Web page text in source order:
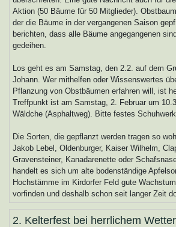
Aktion (50 Bäume für 50 Mitglieder).
der die Bäume in der vergangenen Saison
berichten, dass alle Bäume angegangenen
gedeihen.
Los geht es am Samstag, den 2.2. auf dem
Johann. Wer mithelfen oder Wissenswertes
Pflanzung von Obstbäumen erfahren will, ist
Treffpunkt ist am Samstag, 2. Februar um
Wäldche (Asphaltweg). Bitte festes
Die Sorten, die gepflanzt werden tragen so
Jakob Lebel, Oldenburger, Kaiser Wilhelm,
Gravensteiner, Kanadarenette oder
handelt es sich um alte bodenständige
Hochstämme im Kirdorfer Feld gute
vorfinden und deshalb schon seit langer Zeit
2. Kelterfest bei herrlichem Wetter